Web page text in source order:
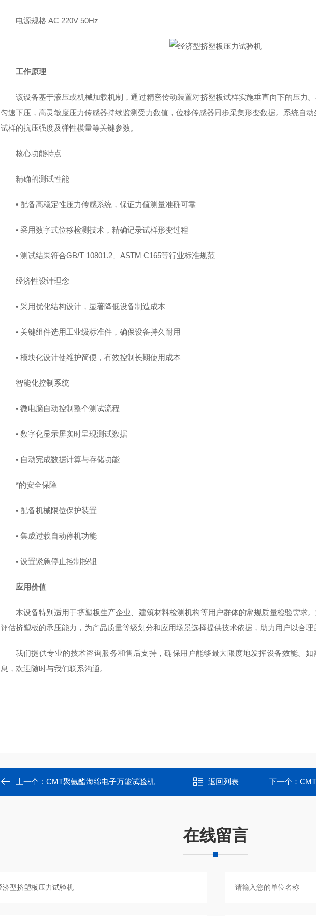
电源规格 AC 220V 50Hz
工作原理
该设备基于液压或机械加载机制，通过精密传动装置对挤塑板试样实施垂直向下的压力
匀速下压，高灵敏度压力传感器持续监测受力数值，位移传感器同步采集形变数据。系统自
试样的抗压强度及弹性模量等关键参数。
核心功能特点
精确的测试性能
• 配备高稳定性压力传感系统，保证力值测量准确可靠
• 采用数字式位移检测技术，精确记录试样形变过程
• 测试结果符合GB/T 10801.2、ASTM C165等行业标准规范
经济性设计理念
• 采用优化结构设计，显著降低设备制造成本
• 关键组件选用工业级标准件，确保设备持久耐用
• 模块化设计使维护简便，有效控制长期使用成本
智能化控制系统
• 微电脑自动控制整个测试流程
• 数字化显示屏实时呈现测试数据
• 自动完成数据计算与存储功能
*的安全保障
• 配备机械限位保护装置
• 集成过载自动停机功能
• 设置紧急停止控制按钮
应用价值
本设备特别适用于挤塑板生产企业、建筑材料检测机构等用户群体的常规质量检验需求
评估挤塑板的承压能力，为产品质量等级划分和应用场景选择提供技术依据，助力用户以合理
我们提供专业的技术咨询服务和售后支持，确保用户能够最大限度地发挥设备效能。
息，欢迎随时与我们联系沟通。
上一个： CMT聚氨酯海绵电子万能试验机 返回列表 下一个：
在线留言